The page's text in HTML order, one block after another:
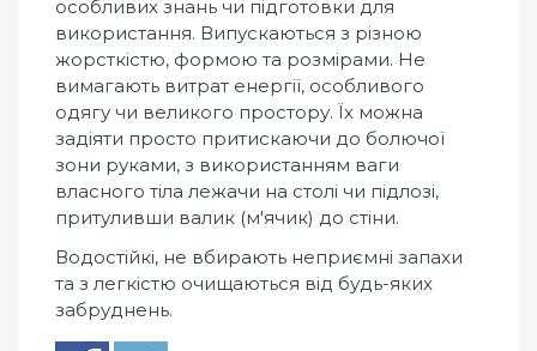
особливих знань чи підготовки для
використання. Випускаються з різною
жорсткістю, формою та розмірами. Не
вимагають витрат енергії, особливого
одягу чи великого простору. Їх можна
задіяти просто притискаючи до болючої
зони руками, з використанням ваги
власного тіла лежачи на столі чи підлозі,
притуливши валик (м'ячик) до стіни.
Водостійкі, не вбирають неприємні запахи
та з легкістю очищаються від будь-яких
забруднень.